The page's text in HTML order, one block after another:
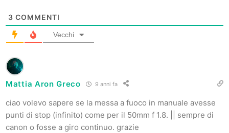
3 COMMENTI
Vecchi
Mattia Aron Greco 9 anni fa
ciao volevo sapere se la messa a fuoco in manuale avesse
punti di stop (infinito) come per il 50mm f 1.8. || sempre di
canon o fosse a giro continuo. grazie